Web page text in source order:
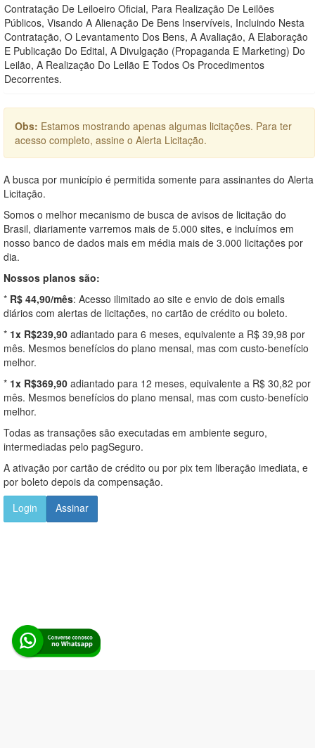
Contratação De Leiloeiro Oficial, Para Realização De Leilões
Públicos, Visando A Alienação De Bens Inservíveis, Incluindo Nesta
Contratação, O Levantamento Dos Bens, A Avaliação, A Elaboração
E Publicação Do Edital, A Divulgação (Propaganda E Marketing) Do
Leilão, A Realização Do Leilão E Todos Os Procedimentos
Decorrentes.
Obs: Estamos mostrando apenas algumas licitações. Para ter
acesso completo, assine o Alerta Licitação.
A busca por município é permitida somente para assinantes do Alerta
Licitação.
Somos o melhor mecanismo de busca de avisos de licitação do
Brasil, diariamente varremos mais de 5.000 sites, e incluímos em
nosso banco de dados mais em média mais de 3.000 licitações por
dia.
Nossos planos são:
* R$ 44,90/mês: Acesso ilimitado ao site e envio de dois emails
diários com alertas de licitações, no cartão de crédito ou boleto.
* 1x R$239,90 adiantado para 6 meses, equivalente a R$ 39,98 por
mês. Mesmos benefícios do plano mensal, mas com custo-benefício
melhor.
* 1x R$369,90 adiantado para 12 meses, equivalente a R$ 30,82 por
mês. Mesmos benefícios do plano mensal, mas com custo-benefício
melhor.
Todas as transações são executadas em ambiente seguro,
intermediadas pelo pagSeguro.
A ativação por cartão de crédito ou por pix tem liberação imediata, e
por boleto depois da compensação.
Login
Assinar